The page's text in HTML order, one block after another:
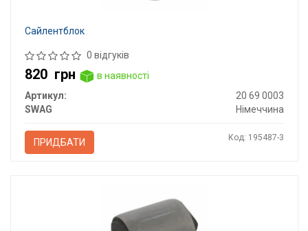
Сайлентблок
0 відгуків
820 грн
в наявності
Артикул:
20 69 0003
SWAG
Німеччина
ПРИДБАТИ Код: 195487-3